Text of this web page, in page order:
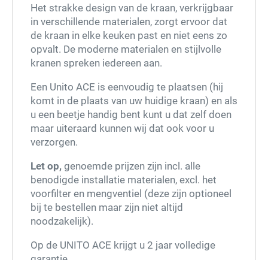
Het strakke design van de kraan, verkrijgbaar
in verschillende materialen, zorgt ervoor dat
de kraan in elke keuken past en niet eens zo
opvalt. De moderne materialen en stijlvolle
kranen spreken iedereen aan.
Een Unito ACE is eenvoudig te plaatsen (hij
komt in de plaats van uw huidige kraan) en als
u een beetje handig bent kunt u dat zelf doen
maar uiteraard kunnen wij dat ook voor u
verzorgen.
Let op,genoemde prijzen zijn incl. alle
benodigde installatie materialen, excl. het
voorfilter en mengventiel (deze zijn optioneel
bij te bestellen maar zijn niet altijd
noodzakelijk).
Op de UNITO ACE krijgt u 2 jaar volledige